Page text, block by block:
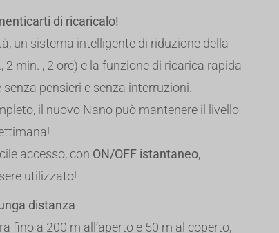
di ricaricalo!
un sistema intelligente di riduzione della
min. , 2 ore) e la funzione di ricarica rapida
pensieri e senza interruzioni.
il nuovo Nano può mantenere il livello
accesso, con ON/OFF istantaneo,
utilizzato!
distanza
fino a 200 m all’aperto e 50 m al coperto,